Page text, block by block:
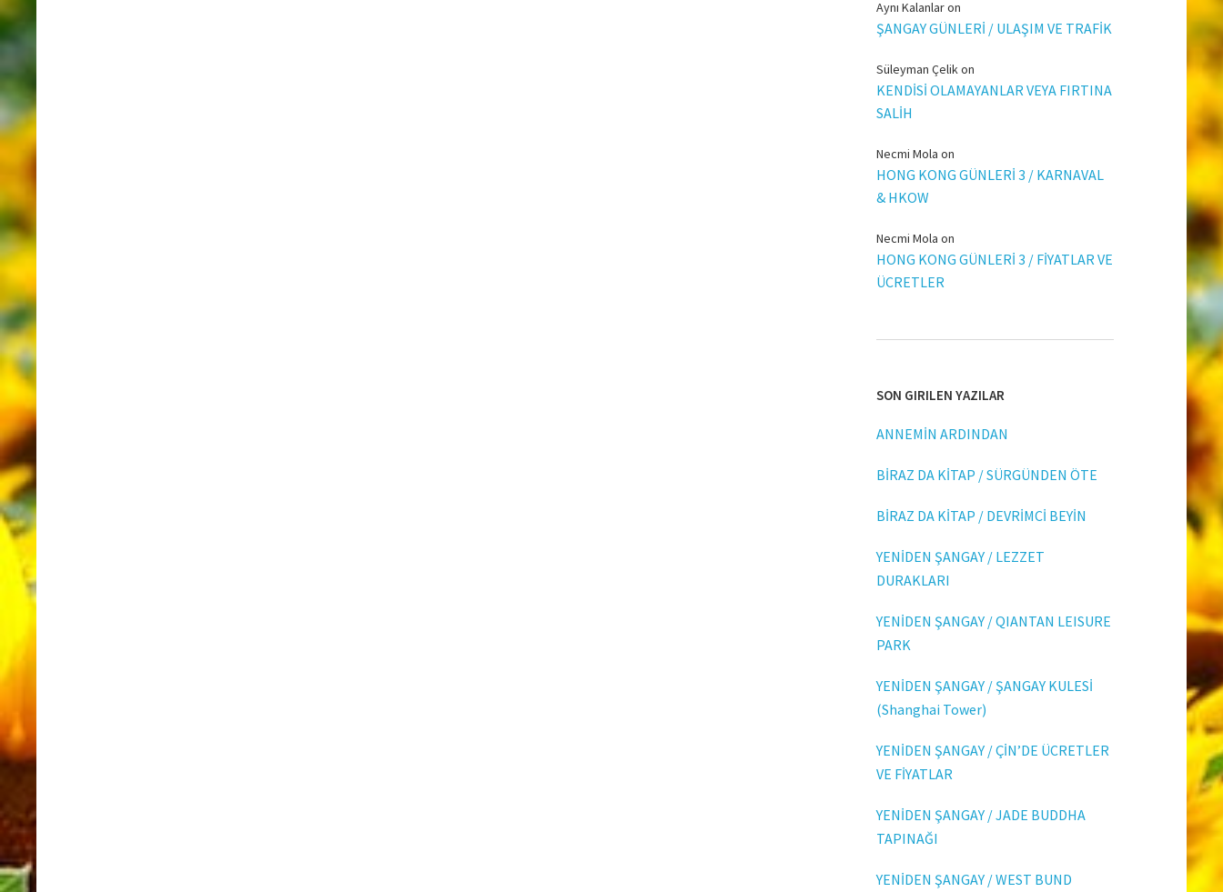
Aynı Kalanlaron
ŞANGAY GÜNLERİ / ULAŞIM VE TRAFİK
Süleyman Çelikon
KENDİSİ OLAMAYANLAR VEYA FIRTINA
SALİH
Necmi Mola on
HONG KONG GÜNLERİ 3 / KARNAVAL
& HKOW
Necmi Mola on
HONG KONG GÜNLERİ 3 / FİYATLAR VE
ÜCRETLER
SON GIRILEN YAZILAR
ANNEMİN ARDINDAN
BİRAZ DA KİTAP / SÜRGÜNDEN ÖTE
BİRAZ DA KİTAP / DEVRİMCİ BEYİN
YENİDEN ŞANGAY / LEZZET
DURAKLARI
YENİDEN ŞANGAY / QIANTAN LEISURE
PARK
YENİDEN ŞANGAY / ŞANGAY KULESİ
(Shanghai Tower)
YENİDEN ŞANGAY / ÇİN’DE ÜCRETLER
VE FİYATLAR
YENİDEN ŞANGAY / JADE BUDDHA
TAPINAĞI
YENİDEN ŞANGAY / WEST BUND